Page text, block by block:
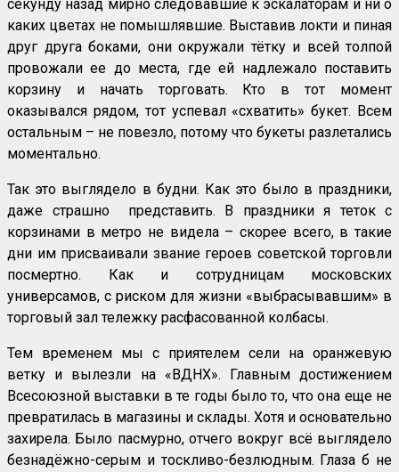
секунду назад мирно следовавшие к эскалаторам и ни о
каких цветах не помышлявшие. Выставив локти и пиная
друг друга боками, они окружали тётку и всей толпой
провожали ее до места, где ей надлежало поставить
корзину и начать торговать. Кто в тот момент
оказывался рядом, тот успевал «схватить» букет. Всем
остальным – не повезло, потому что букеты разлетались
моментально.
Так это выглядело в будни. Как это было в праздники,
даже страшно представить. В праздники я теток с
корзинами в метро не видела – скорее всего, в такие
дни им присваивали звание героев советской торговли
посмертно. Как и сотрудницам московских
универсамов, с риском для жизни «выбрасывавшим» в
торговый зал тележку расфасованной колбасы.
Тем временем мы с приятелем сели на оранжевую
ветку и вылезли на «ВДНХ». Главным достижением
Всесоюзной выставки в те годы было то, что она еще не
превратилась в магазины и склады. Хотя и основательно
захирела. Было пасмурно, отчего вокруг всё выглядело
безнадёжно-серым и тоскливо-безлюдным. Глаза б не